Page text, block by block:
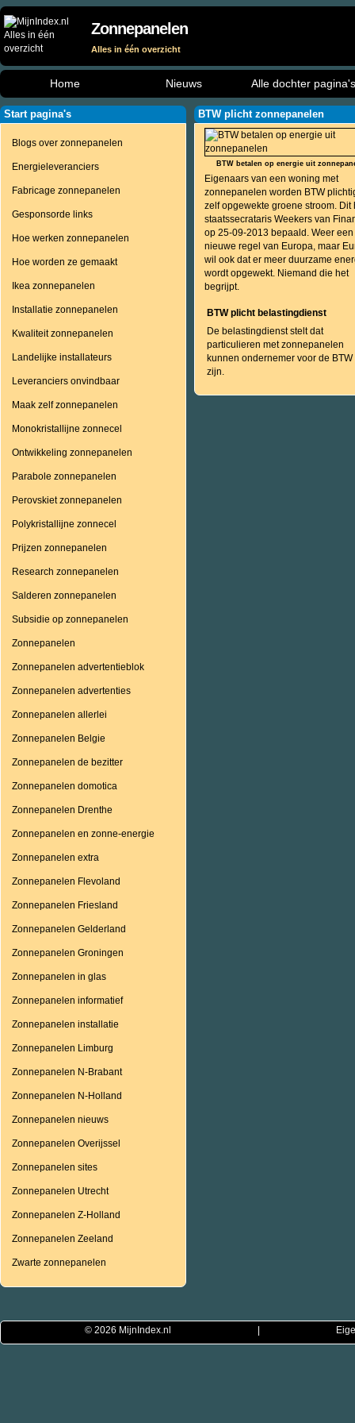
Zonnepanelen
Alles in één overzicht
Home Nieuws Alle dochter pagina's
Start pagina's
Blogs over zonnepanelen
Energieleveranciers
Fabricage zonnepanelen
Gesponsorde links
Hoe werken zonnepanelen
Hoe worden ze gemaakt
Ikea zonnepanelen
Installatie zonnepanelen
Kwaliteit zonnepanelen
Landelijke installateurs
Leveranciers onvindbaar
Maak zelf zonnepanelen
Monokristallijne zonnecel
Ontwikkeling zonnepanelen
Parabole zonnepanelen
Perovskiet zonnepanelen
Polykristallijne zonnecel
Prijzen zonnepanelen
Research zonnepanelen
Salderen zonnepanelen
Subsidie op zonnepanelen
Zonnepanelen
Zonnepanelen advertentieblok
Zonnepanelen advertenties
Zonnepanelen allerlei
Zonnepanelen Belgie
Zonnepanelen de bezitter
Zonnepanelen domotica
Zonnepanelen Drenthe
Zonnepanelen en zonne-energie
Zonnepanelen extra
Zonnepanelen Flevoland
Zonnepanelen Friesland
Zonnepanelen Gelderland
Zonnepanelen Groningen
Zonnepanelen in glas
Zonnepanelen informatief
Zonnepanelen installatie
Zonnepanelen Limburg
Zonnepanelen N-Brabant
Zonnepanelen N-Holland
Zonnepanelen nieuws
Zonnepanelen Overijssel
Zonnepanelen sites
Zonnepanelen Utrecht
Zonnepanelen Z-Holland
Zonnepanelen Zeeland
Zwarte zonnepanelen
BTW plicht zonnepanelen
BTW betalen op energie uit
Eigenaars van een woning met
zonnepanelen worden BTW
zelf opgewekte groene stroom. Dit
staatssecrataris Weekers van
op 25-09-2013 bepaald. Weer een
nieuwe regel van Europa, maar
wil ook dat er meer duurzame
wordt opgewekt. Niemand die het
begrijpt.
BTW plicht belastingdienst
De belastingdienst stelt dat
particulieren met zonnepanelen
kunnen ondernemer voor de BTW
zijn.
© 2026 MijnIndex.nl